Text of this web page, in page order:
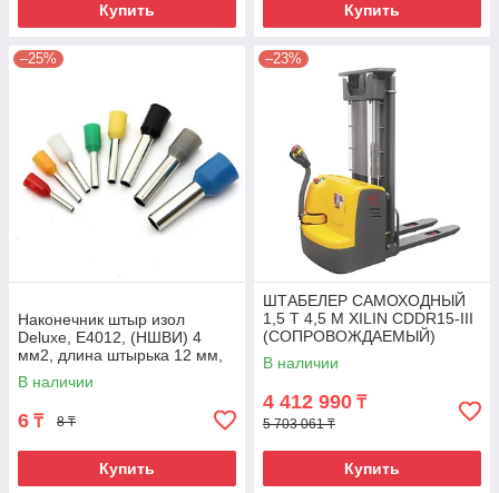
Купить Купить
–25%
Наконечник штыр изол
Deluxe, Е4012, (НШВИ) 4
мм2, длина штырька 12 мм,
(1000 шт/упак)
В наличии
6 ₸ 8 ₸
Купить
–23%
ШТАБЕЛЕР САМОХОДНЫЙ
1,5 Т 4,5 М XILIN CDDR15-III
(СОПРОВОЖДАЕМЫЙ)
В наличии
4 412 990 ₸
5 703 061 ₸
Купить